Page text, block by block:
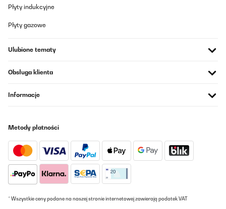
meiner kleinen Bar und bin echt positiv überrascht.Er läuft fast
täglich und hilft mir enorm, Gläser, kleine Teller und Bar-
gleich den großen Gastro-Spüler anwerfen muss.Der Anschluss
klar und ohne Flecken raus, auch wenn’s mal schnell gehen
nach Verschmutzungsgrad. Selbst bei häufigem Einsatz läuft
alles zuverlässig.Für den Preis bekommt man hier richtig gute
Küchen.Klare Empfehlung! Spart Zeit, Platz und Nerven.
Tłumacz
SPRAWDZONA OPINIA
04/08/2025
This was a gift. Recipient is pleased with its function.
Amazon user
Płyty indukcyjne
Płyty gazowe
Ulubione tematy
Obsługa klienta
Informacje
Metody płatności
* Wszystkie ceny podane na naszej stronie internetowej zawierają podatek VAT